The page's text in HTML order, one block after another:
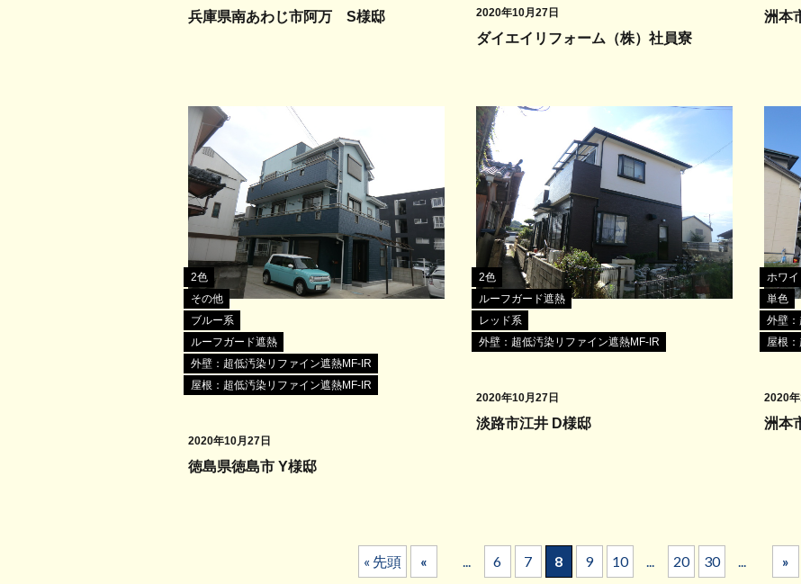
兵庫県南あわじ市阿万 S様邸 2020年10月27日
ダイエイリフォーム（株）社員寮
洲本
2色
その他
ブルー系
ルーフガード遮熱
外壁：超低汚染リファイン遮熱MF-IR
屋根：超低汚染リファイン遮熱MF-IR
2020年10月27日
徳島県徳島市 Y様邸
2色
ルーフガード遮熱
レッド系
外壁：超低汚染リファイン遮熱MF-IR
2020年10月27日
淡路市江井 D様邸
ホワ
単色
外壁
屋根
2020
洲本
« 先頭 « ... 6 7 8 9 10 ... 20 30 ... »